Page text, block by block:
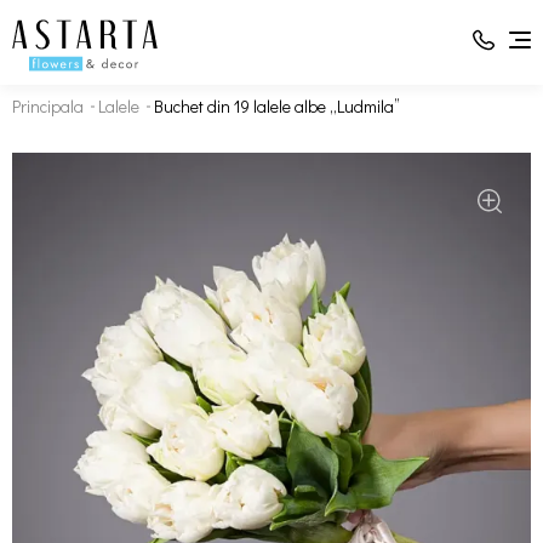
Principala Lalele Buchet din 19 lalele albe „Ludmila”